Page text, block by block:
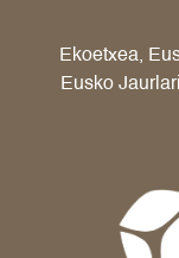
Ekoetxea,
Eusko